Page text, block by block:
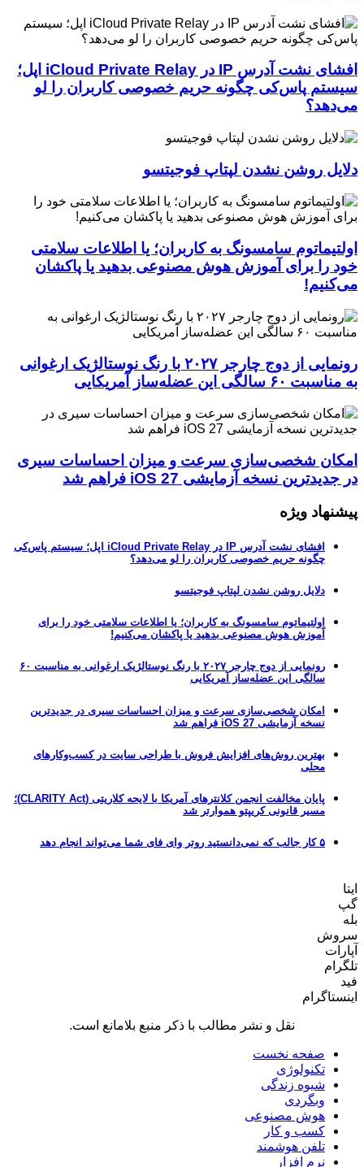
افشای نشت آدرس IP در iCloud Private Relay اپل؛
سیستم پاس‌کی چگونه حریم خصوصی کاربران را لو
می‌دهد؟
دلایل روشن نشدن لپتاپ فوجیتسو
اولتیماتوم سامسونگ به کاربران؛ یا اطلاعات سلامتی
خود را برای آموزش هوش مصنوعی بدهید یا پاکشان
می‌کنیم!
رونمایی از دوج چارجر ۲۰۲۷ با رنگ نوستالژیک ارغوانی
به مناسبت ۶۰ سالگی این عضله‌ساز آمریکایی
امکان شخصی‌سازی سرعت و میزان احساسات سیری
در جدیدترین نسخه آزمایشی iOS 27 فراهم شد
پیشنهاد ویژه
افشای نشت آدرس IP در iCloud Private Relay اپل؛ سیستم پاس‌کی
چگونه حریم خصوصی کاربران را لو می‌دهد؟
دلایل روشن نشدن لپتاپ فوجیتسو
اولتیماتوم سامسونگ به کاربران؛ یا اطلاعات سلامتی خود را برای
آموزش هوش مصنوعی بدهید یا پاکشان می‌کنیم!
رونمایی از دوج چارجر ۲۰۲۷ با رنگ نوستالژیک ارغوانی به مناسبت ۶۰
سالگی این عضله‌ساز آمریکایی
امکان شخصی‌سازی سرعت و میزان احساسات سیری در جدیدترین
نسخه آزمایشی iOS 27 فراهم شد
بهترین روش‌های افزایش فروش با طراحی سایت در کسب‌وکارهای
محلی
پایان مخالفت انجمن کلانترهای آمریکا با لایحه کلاریتی (CLARITY Act)؛
مسیر قانونی کریپتو هموارتر شد
۵ کار جالب که نمی‌دانستید روتر وای فای شما می‌تواند انجام دهد
ایتا
گپ
بله
سروش
آپارات
تلگرام
فید
اینستاگرام
نقل و نشر مطالب با ذکر منبع بلامانع است.
صفحه نخست
تکنولوژی
شیوه زندگی
وبگردی
هوش مصنوعی
کسب و کار
تلفن هوشمند
نرم افزار